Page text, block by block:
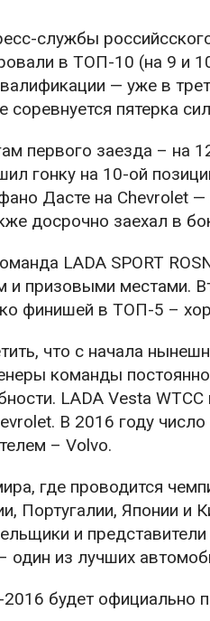
службы
в ТОП-10 (на 9 и
— уже в
соревнуется пятерка
первого заезда – на
гонку на 10-ой
Дасте на Chevrolet
досрочно заехал в
LADA SPORT
призовыми местами.
финишей в ТОП-5 –
что с начала
команды
LADA Vesta
В 2016 году
– Volvo.
где проводится
Португалии, Японии и
и
один из лучших
будет официально